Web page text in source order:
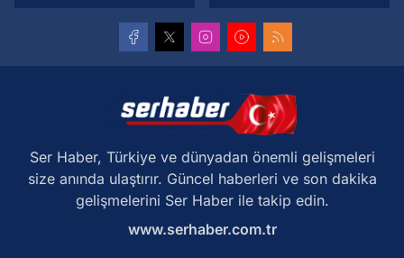
Ser Haber, Türkiye ve dünyadan önemli gelişmeleri
size anında ulaştırır. Güncel haberleri ve son dakika
gelişmelerini Ser Haber ile takip edin.
www.serhaber.com.tr